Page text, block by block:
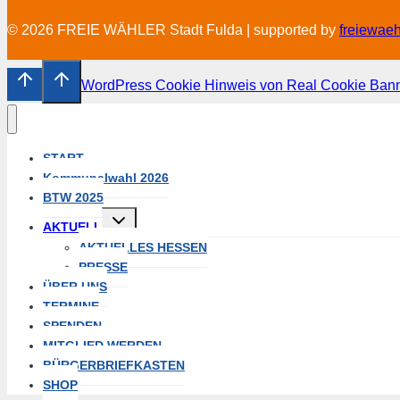
© 2026 FREIE WÄHLER Stadt Fulda | supported by
WordPress Cookie Hinweis von Real Cookie
START
Kommunalwahl 2026
BTW 2025
AKTUELL
Untermenü
umschalten
AKTUELLES HESSEN
PRESSE
ÜBER UNS
TERMINE
SPENDEN
MITGLIED WERDEN
BÜRGERBRIEFKASTEN
SHOP